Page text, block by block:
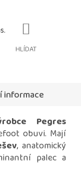
HLÍDAT
informace
Pegres
obuvi. Mají
, anatomický
palec a